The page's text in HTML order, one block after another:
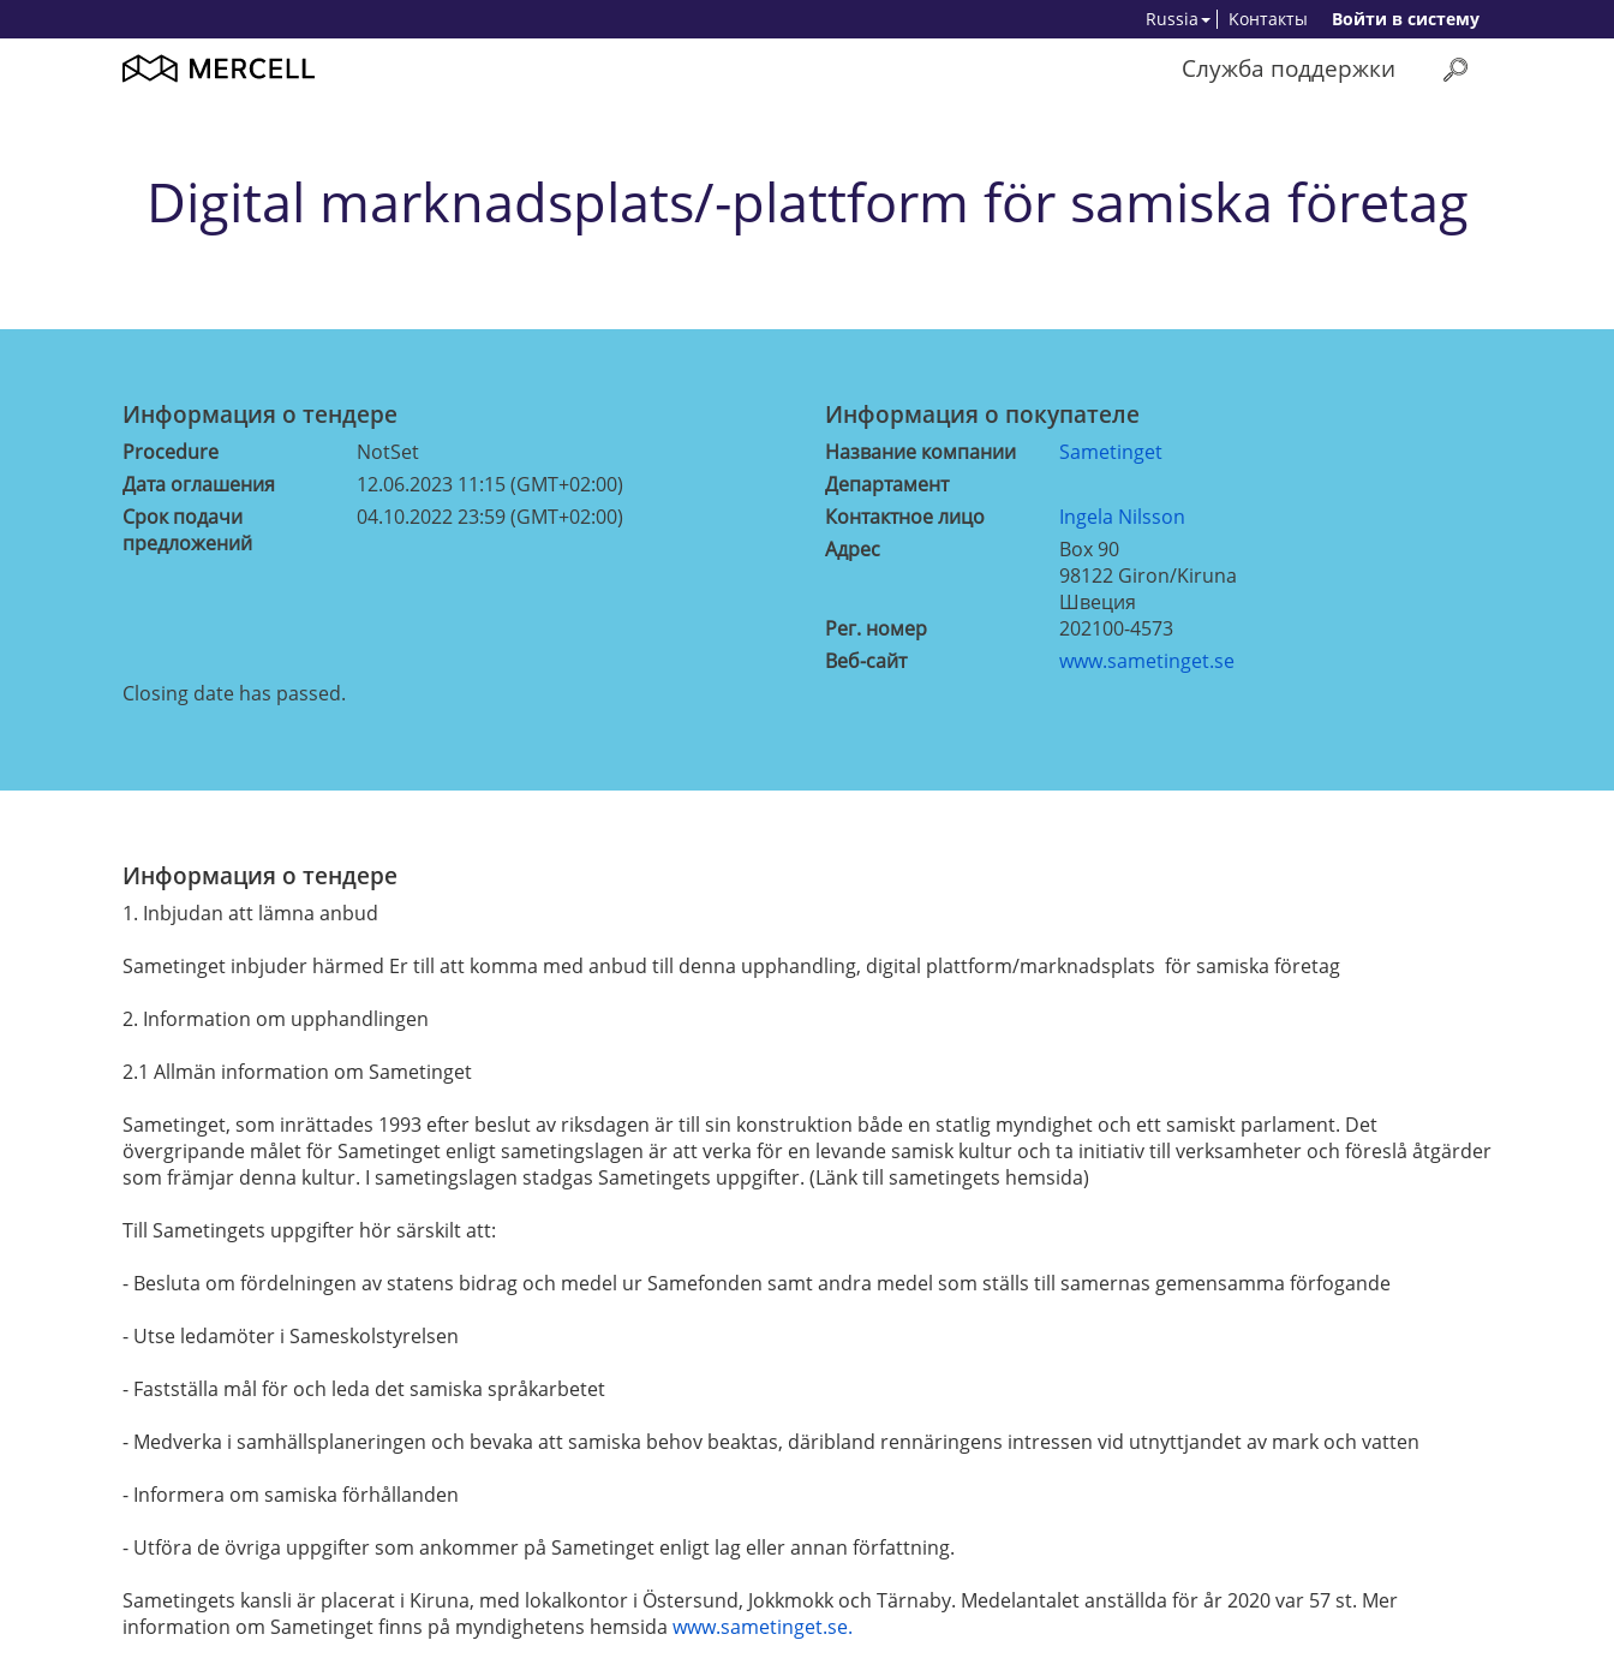
Bойти в систему
Kонтакты
Russia
Служба поддержки
Digital marknadsplats/-plattform för samiska företag
Информация о тендерe
Procedure
NotSet
Дата оглашения
12.06.2023 11:15 (GMT+02:00)
Срок подачи
предложений
04.10.2022 23:59 (GMT+02:00)
Информация о покупателе
Название компании
Sametinget
Департамент
Контактное лицо
Ingela Nilsson
Aдрес
Box 90
98122 Giron/Kiruna
Швеция
Рег. номер
202100-4573
Веб-сайт
www.sametinget.se
Closing date has passed.
Информация о тендере
1. Inbjudan att lämna anbud
Sametinget inbjuder härmed Er till att komma med anbud till denna upphandling, digital plattform/marknadsplats för samiska företag
2. Information om upphandlingen
2.1 Allmän information om Sametinget
Sametinget, som inrättades 1993 efter beslut av riksdagen är till sin konstruktion både en statlig myndighet och ett samiskt parlament. Det
övergripande målet för Sametinget enligt sametingslagen är att verka för en levande samisk kultur och ta initiativ till verksamheter och föreslå åtgärder
som främjar denna kultur. I sametingslagen stadgas Sametingets uppgifter. (Länk till sametingets hemsida)
Till Sametingets uppgifter hör särskilt att:
- Besluta om fördelningen av statens bidrag och medel ur Samefonden samt andra medel som ställs till samernas gemensamma förfogande
- Utse ledamöter i Sameskolstyrelsen
- Fastställa mål för och leda det samiska språkarbetet
- Medverka i samhällsplaneringen och bevaka att samiska behov beaktas, däribland rennäringens intressen vid utnyttjandet av mark och vatten
- Informera om samiska förhållanden
- Utföra de övriga uppgifter som ankommer på Sametinget enligt lag eller annan författning.
Sametingets kansli är placerat i Kiruna, med lokalkontor i Östersund, Jokkmokk och Tärnaby. Medelantalet anställda för år 2020 var 57 st. Mer
information om Sametinget finns på myndighetens hemsida www.sametinget.se.